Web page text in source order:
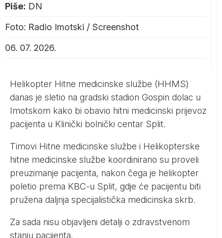
Piše: DN
Foto: Radio Imotski / Screenshot
06. 07. 2026.
Helikopter Hitne medicinske službe (HHMS)
danas je sletio na gradski stadion Gospin dolac u
Imotskom kako bi obavio hitni medicinski prijevoz
pacijenta u Klinički bolnički centar Split.
Timovi Hitne medicinske službe i Helikopterske
hitne medicinske službe koordinirano su proveli
preuzimanje pacijenta, nakon čega je helikopter
poletio prema KBC-u Split, gdje će pacijentu biti
pružena daljnja specijalistička medicinska skrb.
Za sada nisu objavljeni detalji o zdravstvenom
stanju pacijenta.